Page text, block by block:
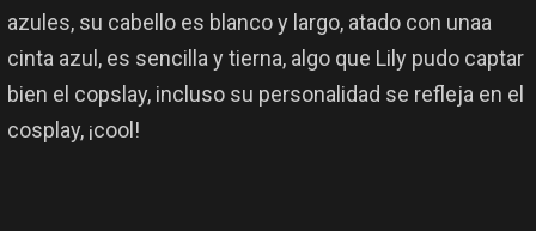
azules, su cabello es blanco y largo, atado con unaa
cinta azul, es sencilla y tierna, algo que Lily pudo captar
bien el copslay, incluso su personalidad se refleja en el
cosplay, ¡cool!